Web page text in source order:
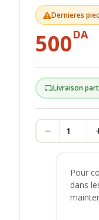
Dernieres
500DA
Livraison
−
Pour
dans